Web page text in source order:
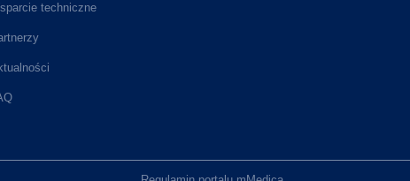
techniczne